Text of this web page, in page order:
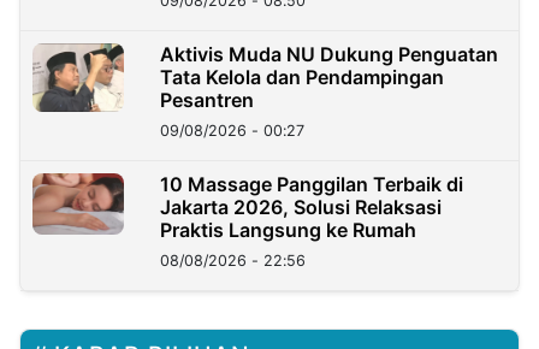
Aktivis Muda NU Dukung Penguatan
Tata Kelola dan Pendampingan
Pesantren
09/08/2026 - 00:27
10 Massage Panggilan Terbaik di
Jakarta 2026, Solusi Relaksasi
Praktis Langsung ke Rumah
08/08/2026 - 22:56